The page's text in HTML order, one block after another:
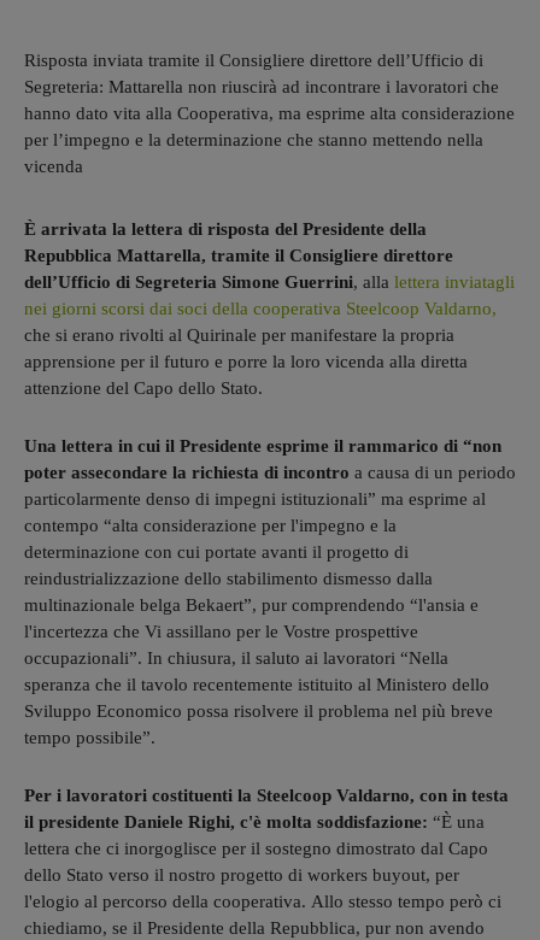
Risposta inviata tramite il Consigliere direttore dell’Ufficio di
Segreteria: Mattarella non riuscirà ad incontrare i lavoratori che
hanno dato vita alla Cooperativa, ma esprime alta considerazione
per l’impegno e la determinazione che stanno mettendo nella
vicenda
È arrivata la lettera di risposta del Presidente della
Repubblica Mattarella, tramite il Consigliere direttore
dell’Ufficio di Segreteria Simone Guerrini, alla lettera inviatagli
nei giorni scorsi dai soci della cooperativa Steelcoop Valdarno,
che si erano rivolti al Quirinale per manifestare la propria
apprensione per il futuro e porre la loro vicenda alla diretta
attenzione del Capo dello Stato.
Una lettera in cui il Presidente esprime il rammarico di “non
poter assecondare la richiesta di incontro a causa di un periodo
particolarmente denso di impegni istituzionali” ma esprime al
contempo “alta considerazione per l'impegno e la
determinazione con cui portate avanti il progetto di
reindustrializzazione dello stabilimento dismesso dalla
multinazionale belga Bekaert”, pur comprendendo “l'ansia e
l'incertezza che Vi assillano per le Vostre prospettive
occupazionali”. In chiusura, il saluto ai lavoratori “Nella
speranza che il tavolo recentemente istituito al Ministero dello
Sviluppo Economico possa risolvere il problema nel più breve
tempo possibile”.
Per i lavoratori costituenti la Steelcoop Valdarno, con in testa
il presidente Daniele Righi, c'è molta soddisfazione: “È una
lettera che ci inorgoglisce per il sostegno dimostrato dal Capo
dello Stato verso il nostro progetto di workers buyout, per
l'elogio al percorso della cooperativa. Allo stesso tempo però ci
chiediamo, se il Presidente della Repubblica, pur non avendo